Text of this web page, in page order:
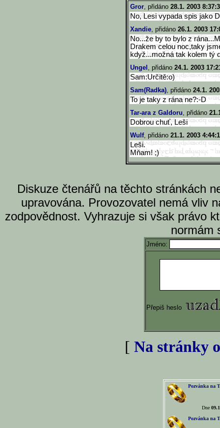
Gror, přidáno 28.1. 2003
No, Lesi vypada spis jako
Xandie, přidáno 26.1. 2003
No...že by to bylo z
Drakem celou noc,taky
když...možná tak kolem tý
Ungel , přidáno 24.1. 2003
Sam:Určitě:o)
Sam(Radka), přidáno 24.1.
To je taky z rána ne?:-D
Tar-ara z Galdoru, přidáno
Dobrou chuť, Leši
Wulf, přidáno 21.1. 2003
Leši.
Mňam! ;)
Diskuze čtenářů na těchto stránkách
upravována. Provozovatel nemá vliv
zodpovědnost. Vyhrazuje si však právo
normám
Jméno:
Přepiš heslo
[ Na stránky
Pozvánka na
Dne
Pozvánka na